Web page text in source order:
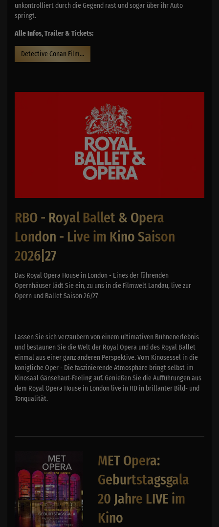
unkontrolliert durch die Gegend rast und sogar über ihr Auto
springt.
Alle Infos, Trailer & Tickets:
Detective Conan Film 29: Der gefallene Engel des Highways
RBO - Royal Ballet & Opera
London - Live im Kino Saison
2026|27
Das Royal Opera House in London - Eines der führenden
Opernhäuser lädt Sie ein, zu uns in die Filmwelt Landau, live zur
Opern und Ballet Saison 26/27
Lassen Sie sich verzaubern von einem ultimativen Bühnenerlebnis
und bestaunen Sie die Welt der Royal Opera und des Royal Ballet
einmal aus einer ganz anderen Perspektive. Vom Kinosessel in die
königliche Oper - Die faszinierende Atmosphäre bringt selbst im
Kinosaal Gänsehaut-Feeling auf. Genießen Sie die Aufführungen aus
dem Royal Opera House in London live in HD in brillanter Bild- und
Tonqualität.
MET Opera:
Geburtstagsgala
20 Jahre LIVE im
Kino